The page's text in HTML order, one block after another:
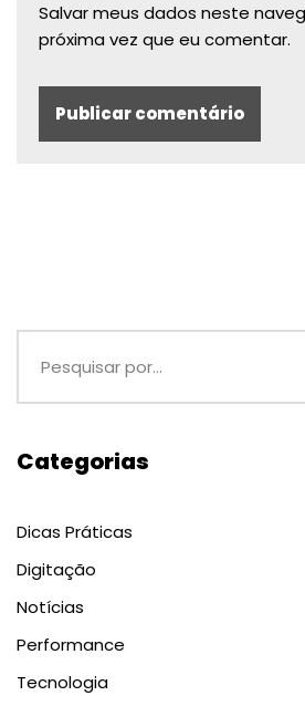
Salvar meus dados neste
próxima vez que eu comentar.
Categorias
Dicas Práticas
Digitação
Notícias
Performance
Tecnologia